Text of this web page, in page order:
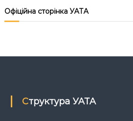
я
и
Офіційна сторінка УАТА
Структура УАТА